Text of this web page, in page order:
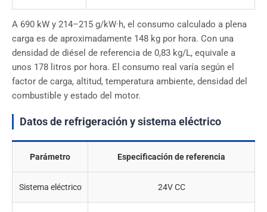
A 690 kW y 214–215 g/kW·h, el consumo calculado a plena
carga es de aproximadamente 148 kg por hora. Con una
densidad de diésel de referencia de 0,83 kg/L, equivale a
unos 178 litros por hora. El consumo real varía según el
factor de carga, altitud, temperatura ambiente, densidad del
combustible y estado del motor.
Datos de refrigeración y sistema eléctrico
Parámetro Especificación de referencia
Sistema eléctrico 24V CC